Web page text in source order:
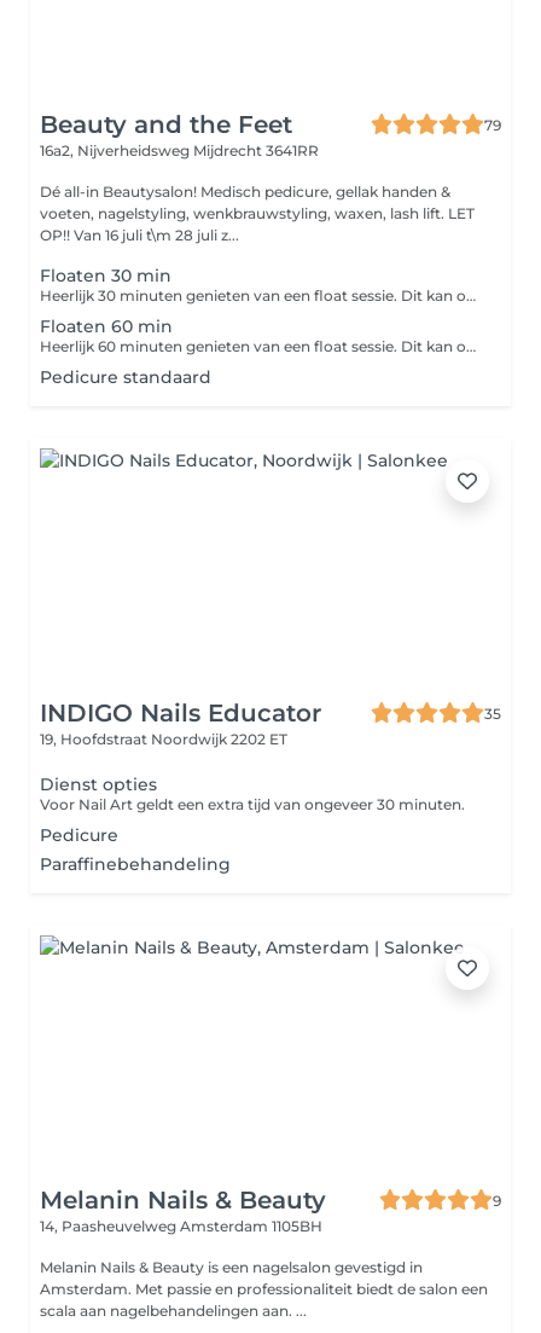
Beauty and the Feet
79
16a2, Nijverheidsweg Mijdrecht 3641RR
Dé all-in Beautysalon! Medisch pedicure, gellak handen &
voeten, nagelstyling, wenkbrauwstyling, waxen, lash lift. LET
OP!! Van 16 juli t\m 28 juli z...
Floaten 30 min
Heerlijk 30 minuten genieten van een float sessie. Dit kan op verschillende manieren, namelijk: geluidsarm en lichtarm. Maar ook met lichttherapie of met geluidstherapie. Laat u verrassen door uw zenuwstelsel te ontprikkelen.
Floaten 60 min
Heerlijk 60 minuten genieten van een float sessie. Dit kan op verschillende manieren, namelijk: geluidsarm en lichtarm. Maar ook met lichttherapie of met geluidstherapie. Ontspanning door gewichtloos drijven in warm water en een prikkelarme omgeving voor mentale rust.
Pedicure standaard
INDIGO Nails Educator
35
19, Hoofdstraat Noordwijk 2202 ET
Dienst opties
Voor Nail Art geldt een extra tijd van ongeveer 30 minuten.
Pedicure
Paraffinebehandeling
Melanin Nails & Beauty
9
14, Paasheuvelweg Amsterdam 1105BH
Melanin Nails & Beauty is een nagelsalon gevestigd in
Amsterdam. Met passie en professionaliteit biedt de salon een
scala aan nagelbehandelingen aan. ...